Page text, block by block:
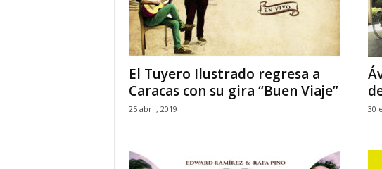
El Tuyero Ilustrado regresa a
Caracas con su gira “Buen Viaje”
25 abril, 2019 30